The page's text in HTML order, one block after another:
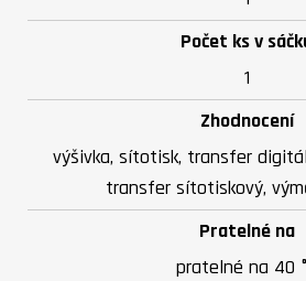
Počet ks v
1
Zhodnocení
výšivka, sítotisk, transfer
transfer sítotiskový,
Pratelné na
pratelné na 40